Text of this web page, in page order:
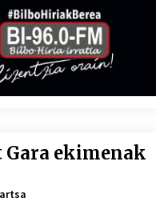
Gara ekimenak